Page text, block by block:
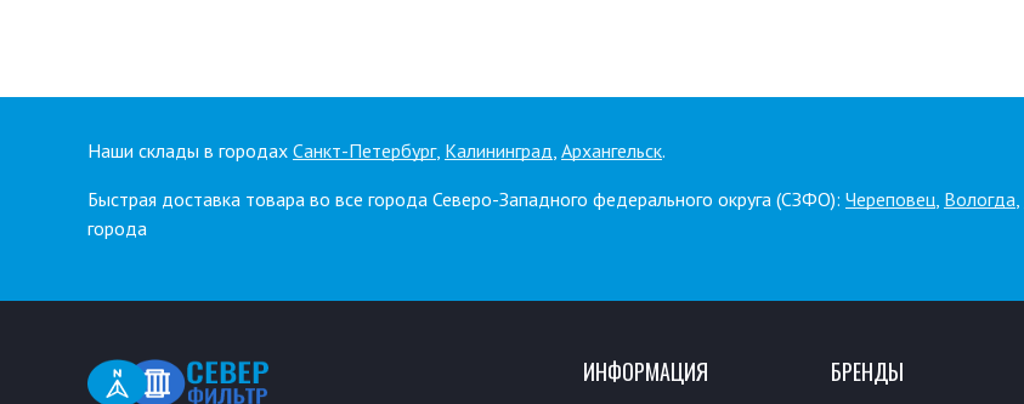
Наши склады в городах Санкт-Петербург, Калининград, Архангельск.
Быстрая доставка товара во все города Северо-Западного федерального округа (СЗФО): Череповец, Вологда,
города
ИНФОРМАЦИЯ БРЕНДЫ